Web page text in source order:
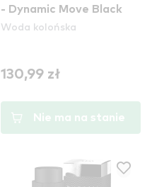
- Dynamic Move Black
Woda kolońska
130,99 zł
Nie ma na stanie